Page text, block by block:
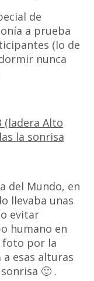
de
a prueba
(lo de
nunca
del Mundo, en
llevaba unas
evitar
humano en
foto por la
esas alturas
🙂 .